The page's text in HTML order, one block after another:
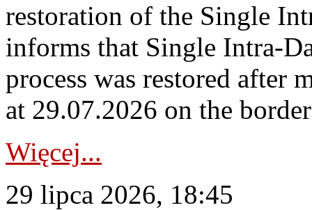
restoration of the Single
informs that Single Intra-
process was restored after
at 29.07.2026 on the
Więcej...
29 lipca 2026, 18:45